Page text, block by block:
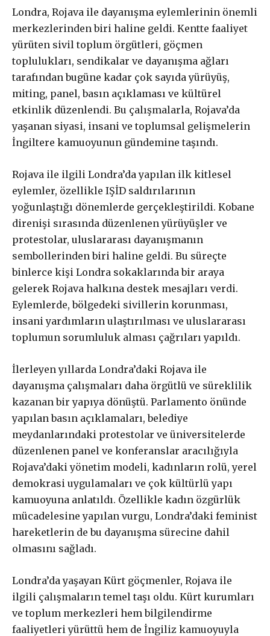
Gerçek ile
dayanışma aboneliği
Aboneliğiniz, otomatik olarak yenilenir.
Paketler arasında fark yoktur. Bütçenize uygun paketi
seçebilirsiniz.
Abonelik süresi ne kadar?
Abone paketleri arasında fark var
mı?
Londra, Rojava ile dayanışma eylemlerinin önemli
merkezlerinden biri haline geldi. Kentte faaliyet
yürüten sivil toplum örgütleri, göçmen
toplulukları, sendikalar ve dayanışma ağları
tarafından bugüne kadar çok sayıda yürüyüş,
miting, panel, basın açıklaması ve kültürel
etkinlik düzenlendi. Bu çalışmalarla, Rojava’da
yaşanan siyasi, insani ve toplumsal gelişmelerin
İngiltere kamuoyunun gündemine taşındı.
Rojava ile ilgili Londra’da yapılan ilk kitlesel
eylemler, özellikle IŞİD saldırılarının
yoğunlaştığı dönemlerde gerçekleştirildi. Kobane
direnişi sırasında düzenlenen yürüyüşler ve
protestolar, uluslararası dayanışmanın
sembollerinden biri haline geldi. Bu süreçte
binlerce kişi Londra sokaklarında bir araya
gelerek Rojava halkına destek mesajları verdi.
Eylemlerde, bölgedeki sivillerin korunması,
insani yardımların ulaştırılması ve uluslararası
toplumun sorumluluk alması çağrıları yapıldı.
İlerleyen yıllarda Londra’daki Rojava ile
dayanışma çalışmaları daha örgütlü ve süreklilik
kazanan bir yapıya dönüştü. Parlamento önünde
yapılan basın açıklamaları, belediye
meydanlarındaki protestolar ve üniversitelerde
düzenlenen panel ve konferanslar aracılığıyla
Rojava’daki yönetim modeli, kadınların rolü, yerel
demokrasi uygulamaları ve çok kültürlü yapı
kamuoyuna anlatıldı. Özellikle kadın özgürlük
mücadelesine yapılan vurgu, Londra’daki feminist
hareketlerin de bu dayanışma sürecine dahil
olmasını sağladı.
Londra’da yaşayan Kürt göçmenler, Rojava ile
ilgili çalışmaların temel taşı oldu. Kürt kurumları
ve toplum merkezleri hem bilgilendirme
faaliyetleri yürüttü hem de İngiliz kamuoyuyla